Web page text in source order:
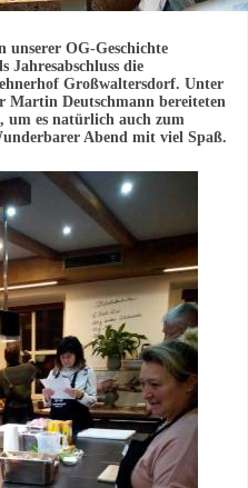
unserer OG-Geschichte
Jahresabschluss die
Großwaltersdorf. Unter
Martin Deutschmann bereiteten
um es natürlich auch zum
Abend mit viel Spaß.